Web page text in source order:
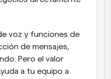
voz y funciones de
de mensajes,
Pero el valor
a tu equipo a